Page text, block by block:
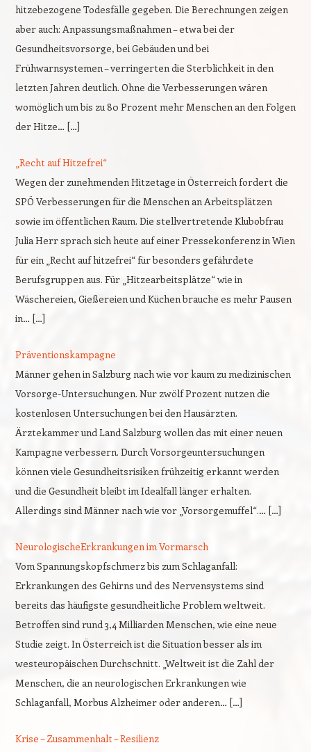
hitzebezogene Todesfälle gegeben. Die Berechnungen zeigen
aber auch: Anpassungsmaßnahmen – etwa bei der
Gesundheitsvorsorge, bei Gebäuden und bei
Frühwarnsystemen – verringerten die Sterblichkeit in den
letzten Jahren deutlich. Ohne die Verbesserungen wären
womöglich um bis zu 80 Prozent mehr Menschen an den Folgen
der Hitze… […]
„Recht auf Hitzefrei“
Wegen der zunehmenden Hitzetage in Österreich fordert die
SPÖ Verbesserungen für die Menschen an Arbeitsplätzen
sowie im öffentlichen Raum. Die stellvertretende Klubobfrau
Julia Herr sprach sich heute auf einer Pressekonferenz in Wien
für ein „Recht auf hitzefrei“ für besonders gefährdete
Berufsgruppen aus. Für „Hitzearbeitsplätze“ wie in
Wäschereien, Gießereien und Küchen brauche es mehr Pausen
in… […]
Präventionskampagne
Männer gehen in Salzburg nach wie vor kaum zu medizinischen
Vorsorge-Untersuchungen. Nur zwölf Prozent nutzen die
kostenlosen Untersuchungen bei den Hausärzten.
Ärztekammer und Land Salzburg wollen das mit einer neuen
Kampagne verbessern. Durch Vorsorgeuntersuchungen
können viele Gesundheitsrisiken frühzeitig erkannt werden
und die Gesundheit bleibt im Idealfall länger erhalten.
Allerdings sind Männer nach wie vor „Vorsorgemuffel“.… […]
NeurologischeErkrankungen im Vormarsch
Vom Spannungskopfschmerz bis zum Schlaganfall:
Erkrankungen des Gehirns und des Nervensystems sind
bereits das häufigste gesundheitliche Problem weltweit.
Betroffen sind rund 3,4 Milliarden Menschen, wie eine neue
Studie zeigt. In Österreich ist die Situation besser als im
westeuropäischen Durchschnitt. „Weltweit ist die Zahl der
Menschen, die an neurologischen Erkrankungen wie
Schlaganfall, Morbus Alzheimer oder anderen… […]
Krise – Zusammenhalt – Resilienz